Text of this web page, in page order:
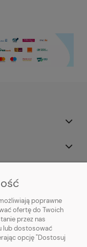
poprawne
ofertę do Twoich
przez nas
lub dostosować
opcję "Dostosuj